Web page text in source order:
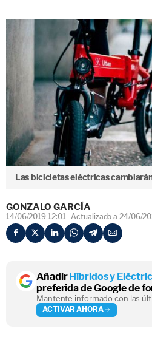
Las bicicletas eléctricas
GONZALO GARCÍA
14/06/2019 12:01 Actualizado a 24/06/
AñadirHíbridos y
preferida de Google de
Mantente informado con las
ACTIVAR AHORA